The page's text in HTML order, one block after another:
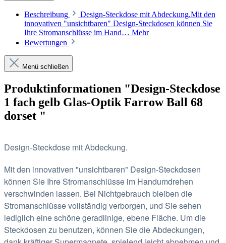
Beschreibung
Design-Steckdose mit Abdeckung.Mit den
innovativen "unsichtbaren" Design-Steckdosen können Sie
Ihre Stromanschlüsse im Hand… Mehr
Bewertungen
Menü schließen
Produktinformationen "Design-Steckdose
1 fach gelb Glas-Optik Farrow Ball 68
dorset "
Design-Steckdose mit Abdeckung.
Mit den innovativen "unsichtbaren" Design-Steckdosen
können Sie Ihre Stromanschlüsse im Handumdrehen
verschwinden lassen. Bei Nichtgebrauch bleiben die
Stromanschlüsse vollständig verborgen, und Sie sehen
lediglich eine schöne geradlinige, ebene Fläche. Um die
Steckdosen zu benutzen, können Sie die Abdeckungen,